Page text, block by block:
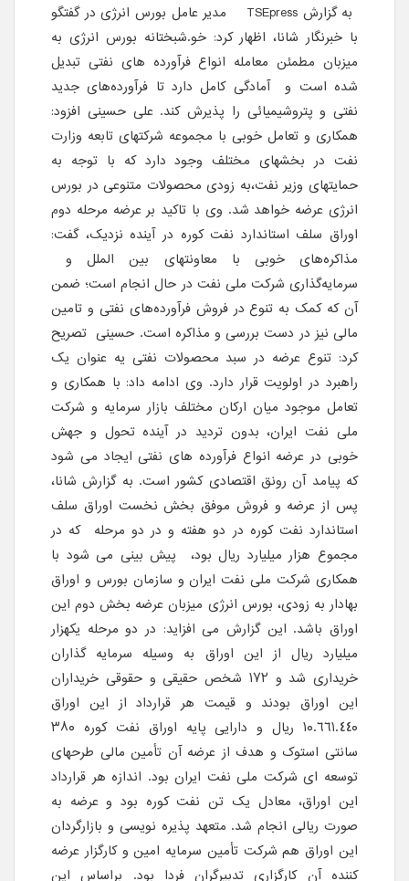
به گزارش TSEpress
مدیر عامل بورس انرژی در گفتگو
با خبرنگار شانا، اظهار کرد: خو.شبختانه بورس انرژی به
میزبان مطمئن معامله انواع فرآورده های نفتی تبدیل
شده است و آمادگی کامل دارد تا فرآورده‌های جدید
نفتی و پتروشیمیائی را پذیرش کند. علی حسینی افزود:
همکاری و تعامل خوبی با مجموعه شرکتهای تابعه وزارت
نفت در بخشهای مختلف وجود دارد که با توجه به
حمایتهای وزیر نفت،به زودی محصولات متنوعی در بورس
انرژی عرضه خواهد شد. وی با تاکید بر عرضه مرحله دوم
اوراق سلف استاندارد نفت کوره در آینده نزدیک، گفت:
مذاکره‌های خوبی با معاونتهای بین الملل و
سرمایه‌گذاری شرکت ملی نفت در حال انجام است؛ ضمن
آن که کمک به تنوع در فروش فرآورده‌های نفتی و تامین
مالی نیز در دست بررسی و مذاکره است. حسینی تصریح
کرد: تنوع عرضه در سبد محصولات نفتی یه عنوان یک
راهبرد در اولویت قرار دارد. وی ادامه داد: با همکاری و
تعامل موجود میان ارکان مختلف بازار سرمایه و شرکت
ملی نفت ایران، بدون تردید در آینده تحول و جهش
خوبی در عرضه انواع فرآورده های نفتی ایجاد می شود
که پیامد آن رونق اقتصادی کشور است. به گزارش شانا،
پس از عرضه و فروش موفق بخش نخست اوراق سلف
استاندارد نفت کوره در دو هفته و در دو مرحله که در
مجموع هزار میلیارد ریال بود، پیش بینی می شود با
همکاری شرکت ملی نفت ایران و سازمان بورس و اوراق
بهادار به زودی، بورس انرژی میزبان عرضه بخش دوم این
اوراق باشد. این گزارش می افزاید: در دو مرحله یکهزار
میلیارد ریال از این اوراق به وسیله سرمایه گذاران
خریداری شد و ١٧٢ شخص حقیقی و حقوقی خریداران
این اوراق بودند و قیمت هر قرارداد از این اوراق
١٠.٦٦١.٤٤٠ ریال و دارایی پایه اوراق نفت کوره ٣٨٠
سانتی استوک و هدف از عرضه آن تأمین مالی طرحهای
توسعه ای شرکت ملی نفت ایران بود. اندازه هر قرارداد
این اوراق، معادل یک تن نفت کوره بود و عرضه به
صورت ریالی انجام شد. متعهد پذیره نویسی و بازارگردان
این اوراق هم شرکت تأمین سرمایه امین و کارگزار عرضه
کننده آن کارگزاری تدبیرگران فردا بود. براساس این